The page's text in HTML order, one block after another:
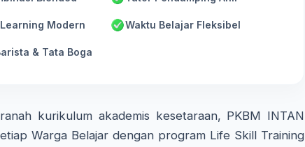
Modern Waktu Belajar Fleksibel
& Tata Boga
kurikulum akademis kesetaraan, PKBM INTAN
Warga Belajar dengan program Life Skill Training